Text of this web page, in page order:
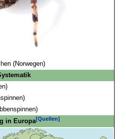
(Norwegen)
in Europa[Quellen]